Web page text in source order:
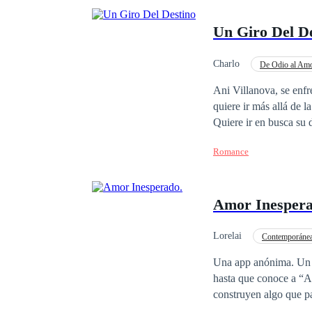
Un Giro Del
Charlo De Odio al
Ani Villanova, se
quiere ir más allá de la puerta de casa, en
Quiere ir en busca su destino, rompiendo las barreras de sus miedos, amor también podría sorprenderla. Ha
con los que espera
ojos. Inician una serie
romance, atrayendo
noche de vinos,
muros que quieren separarlos.
nuestras prioridades
Romance
Amor
Lorelai
Una app anónima. Un
hasta que conoce a
construyen algo que